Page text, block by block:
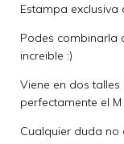
Estampa exclusiva
Podes combinarla
increible :)
Viene en dos
perfectamente el M
Cualquier duda no